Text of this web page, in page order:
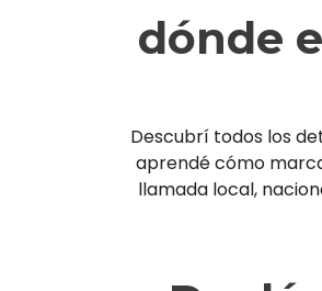
dónde
Descubrí todos los
aprendé cómo
llamada local,